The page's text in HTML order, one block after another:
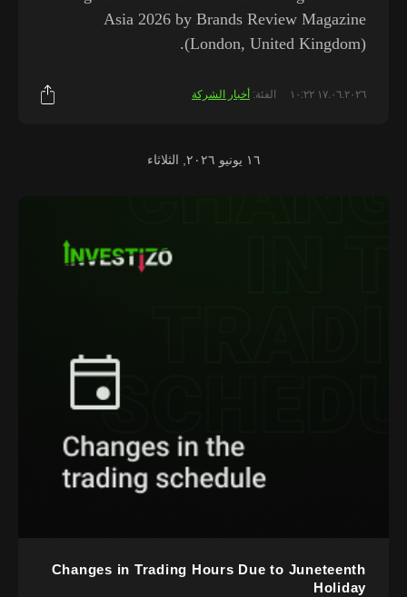
Asia 2026 by Brands Review Magazine
(London, United Kingdom).
١٧.٠٦.٢٠٢٦ ١٠:٢٢ الفئة: أخبار الشركة
١٦ يونيو ٢٠٢٦, الثلاثاء
Changes in Trading Hours Due to Juneteenth
Holiday